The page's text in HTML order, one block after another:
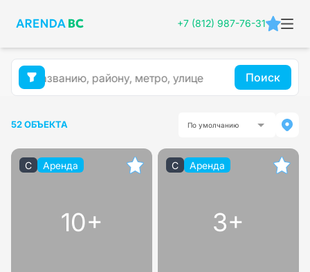
+7 (812) 987-76-31
Поиск
52 ОБЪЕКТА По умолчанию
C Аренда
10+
C Аренда
3+